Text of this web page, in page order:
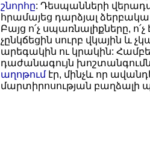
շնորհը: Դեսպանների
հրամայեց դարձյալ
Բայց ո՛չ սպառնալիքները,
չընկճեցին սուրբ վկային և
արեգակին ու կրակին:
դաժանագույն
աղոթումէր, մինչև որ
մարտիրոսության բաղձալի